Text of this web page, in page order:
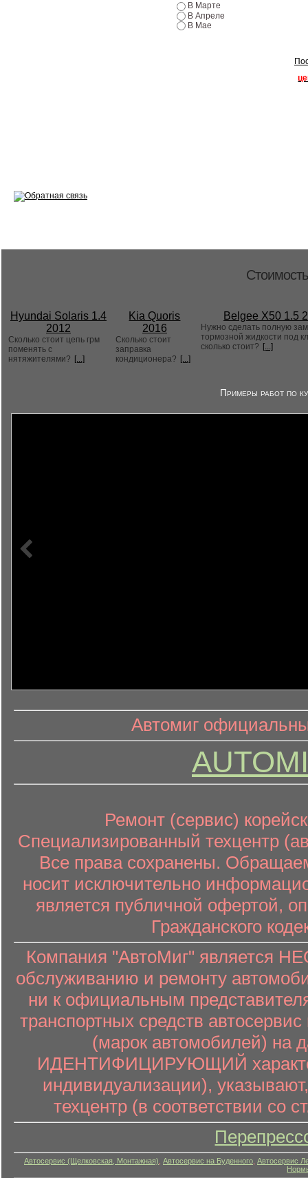
В Марте
В Апреле
В Мае
Hyundai Solaris 1.4
2012
Сколько стоит цепь грм
поменять с
нятяжителями? [...]
Kia Quoris
2016
Сколько стоит
заправка
кондиционера? [...]
Belgee X50 1.5
Нужно сделать полную
тормозной жидкости под
сколько стоит? [...]
Примеры работ по
информационный контент
Автомиг
Ремонт (сервис)
Специализированный техцентр
Все права сохранены.
носит исключительно
является публичной офертой,
Гражданского
Компания "АвтоМиг" является
обслуживанию и ремонту
ни к официальным
транспортных средств
(марок автомобилей) на
ИДЕНТИФИЦИРУЮЩИЙ характер
индивидуализации),
техцентр (в соответствии со
Автосервис (Щелковская, Монтажная) Автосервис на Буденного Автосервис